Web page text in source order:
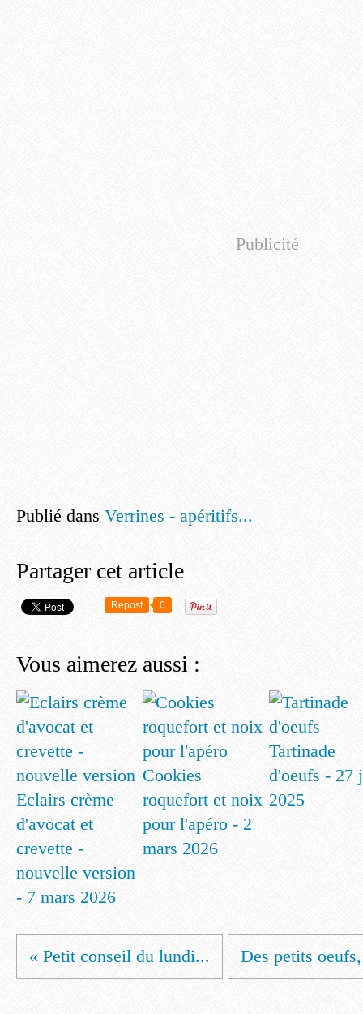
Publicité
Publié dans Verrines - apéritifs...
Partager cet article
Repost 0
Vous aimerez aussi :
Eclairs crème
d'avocat et
crevette -
nouvelle version
- 7 mars 2026
Cookies
roquefort et noix
pour l'apéro - 2
mars 2026
Tartinade
d'oeufs - 27
2025
« Petit conseil du lundi... Des petits